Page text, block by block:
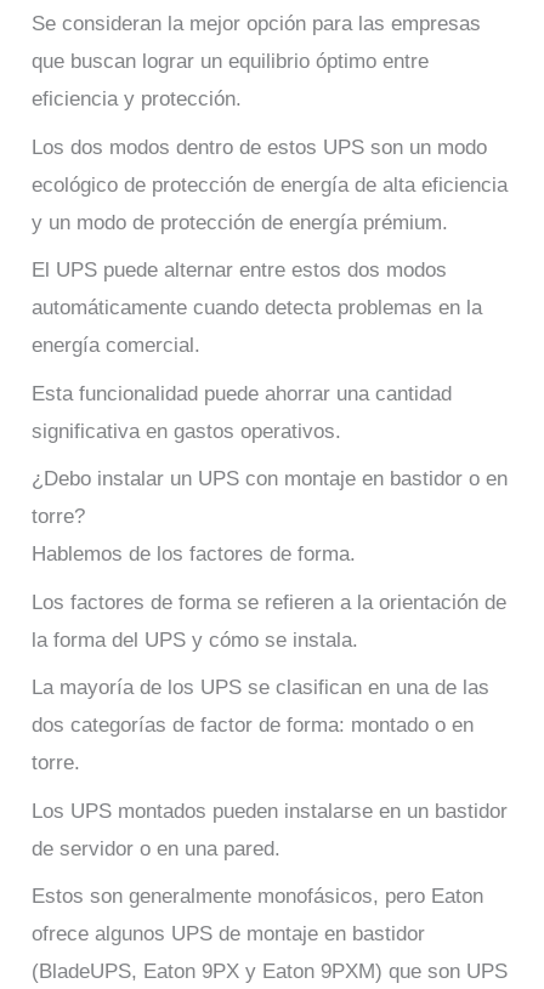
Se consideran la mejor opción para las empresas
que buscan lograr un equilibrio óptimo entre
eficiencia y protección.
Los dos modos dentro de estos UPS son un modo
ecológico de protección de energía de alta eficiencia
y un modo de protección de energía prémium.
El UPS puede alternar entre estos dos modos
automáticamente cuando detecta problemas en la
energía comercial.
Esta funcionalidad puede ahorrar una cantidad
significativa en gastos operativos.
¿Debo instalar un UPS con montaje en bastidor o en
torre?
Hablemos de los factores de forma.
Los factores de forma se refieren a la orientación de
la forma del UPS y cómo se instala.
La mayoría de los UPS se clasifican en una de las
dos categorías de factor de forma: montado o en
torre.
Los UPS montados pueden instalarse en un bastidor
de servidor o en una pared.
Estos son generalmente monofásicos, pero Eaton
ofrece algunos UPS de montaje en bastidor
(BladeUPS, Eaton 9PX y Eaton 9PXM) que son UPS